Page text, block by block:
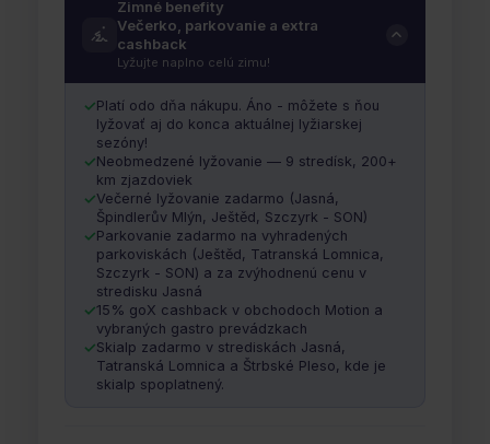
Zimné benefity
Večerko, parkovanie a extra
cashback
Lyžujte naplno celú zimu!
Platí odo dňa nákupu. Áno - môžete s ňou
lyžovať aj do konca aktuálnej lyžiarskej
sezóny!
Neobmedzené lyžovanie — 9 stredísk, 200+
km zjazdoviek
Večerné lyžovanie zadarmo (Jasná,
Špindlerův Mlýn, Ještěd, Szczyrk - SON)
Parkovanie zadarmo na vyhradených
parkoviskách (Ještěd, Tatranská Lomnica,
Szczyrk - SON) a za zvýhodnenú cenu v
stredisku Jasná
15% goX cashback v obchodoch Motion a
vybraných gastro prevádzkach
Skialp zadarmo v strediskách Jasná,
Tatranská Lomnica a Štrbské Pleso, kde je
skialp spoplatnený.